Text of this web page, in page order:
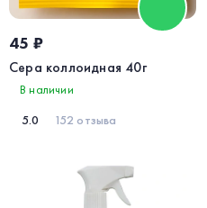
45 ₽
Сера коллоидная 40г
В наличии
5.0
152 отзыва